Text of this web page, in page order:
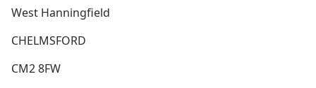
West Hanningfield
CHELMSFORD
CM2 8FW